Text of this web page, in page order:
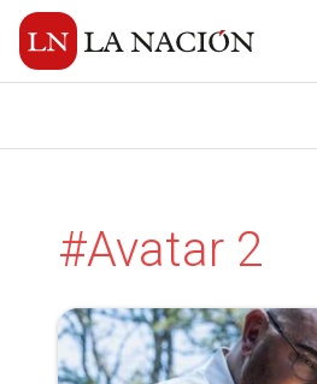
#Avatar 2